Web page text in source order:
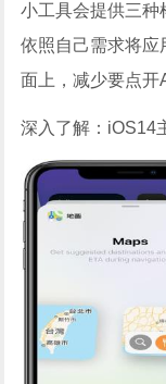
小工具会提供三种
依照自己需求将应
面上，减少要点开
深入了解：iOS14